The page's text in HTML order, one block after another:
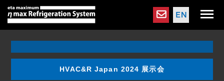
HVAC&R Japan 2024 展示会